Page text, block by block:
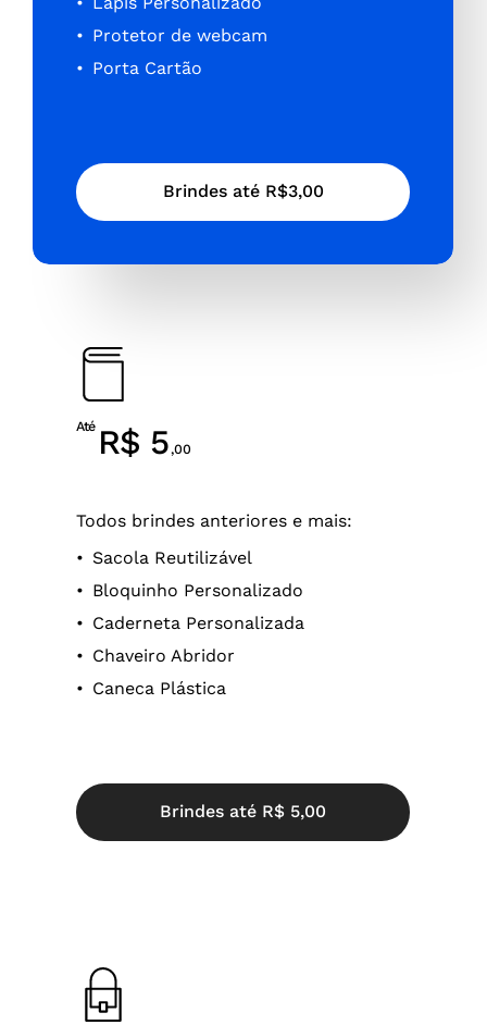
Protetor de webcam
Porta Cartão
Brindes até R$3,00
Até R$ 5,00
Todos brindes anteriores e mais:
Sacola Reutilizável
Bloquinho Personalizado
Caderneta Personalizada
Chaveiro Abridor
Caneca Plástica
Brindes até R$ 5,00